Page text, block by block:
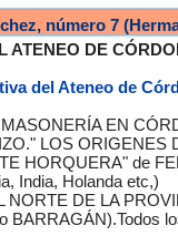
número 7
ATENEO DE
del Ateneo de
EN
LOS ORIGENES
HORQUERA" de
India, Holanda etc,)
DE LA